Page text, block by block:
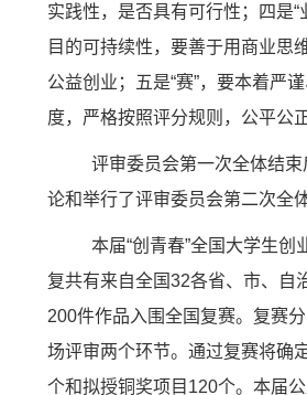
实践性，是否具有可行性；四是“
目的可持续性，要善于用商业思
公益创业；五是“赛”，要本着严
度，严格按照评分规则，公平公
评审委员会第一次全体结
论和举行了评审委员会第二次全
本届“创青春”全国大学生创
复共有来自全国32各省、市、自
200件作品入围全国复赛。复赛
场评审两个环节。通过复赛将确
个和拟授铜奖项目 120个。本届